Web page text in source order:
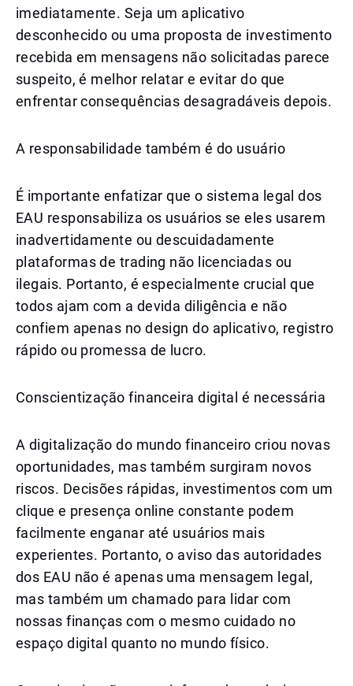
imediatamente. Seja um aplicativo
desconhecido ou uma proposta de investimento
recebida em mensagens não solicitadas parece
suspeito, é melhor relatar e evitar do que
enfrentar consequências desagradáveis depois.
A responsabilidade também é do usuário
É importante enfatizar que o sistema legal dos
EAU responsabiliza os usuários se eles usarem
inadvertidamente ou descuidadamente
plataformas de trading não licenciadas ou
ilegais. Portanto, é especialmente crucial que
todos ajam com a devida diligência e não
confiem apenas no design do aplicativo, registro
rápido ou promessa de lucro.
Conscientização financeira digital é necessária
A digitalização do mundo financeiro criou novas
oportunidades, mas também surgiram novos
riscos. Decisões rápidas, investimentos com um
clique e presença online constante podem
facilmente enganar até usuários mais
experientes. Portanto, o aviso das autoridades
dos EAU não é apenas uma mensagem legal,
mas também um chamado para lidar com
nossas finanças com o mesmo cuidado no
espaço digital quanto no mundo físico.